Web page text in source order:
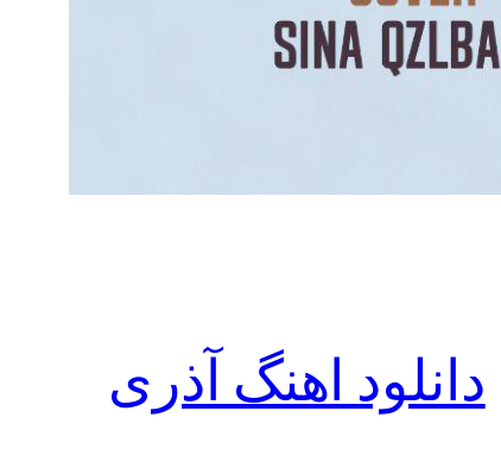
دانلود اهنگ آذری